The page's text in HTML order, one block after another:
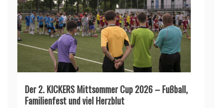
Der 2. KICKERS Mittsommer Cup 2026 – Fußball,
Familienfest und viel Herzblut